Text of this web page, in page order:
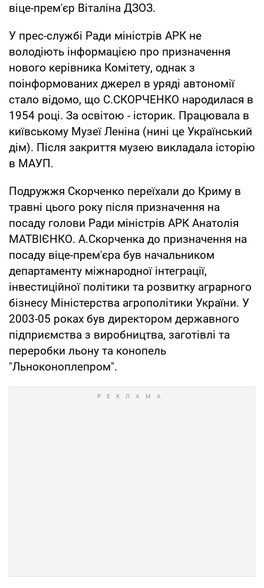
віце-прем'єр Віталіна ДЗОЗ.
У прес-службі Ради міністрів АРК не
володіють інформацією про призначення
нового керівника Комітету, однак з
поінформованих джерел в уряді автономії
стало відомо, що С.СКОРЧЕНКО народилася в
1954 році. За освітою - історик. Працювала в
київському Музеї Леніна (нині це Український
дім). Після закриття музею викладала історію
в МАУП.
Подружжя Скорченко переїхали до Криму в
травні цього року після призначення на
посаду голови Ради міністрів АРК Анатолія
МАТВІЄНКО. А.Скорченка до призначення на
посаду віце-прем'єра був начальником
департаменту міжнародної інтеграції,
інвестиційної політики та розвитку аграрного
бізнесу Міністерства агрополітики України. У
2003-05 роках був директором державного
підприємства з виробництва, заготівлі та
переробки льону та конопель
"Льноконоплепром".